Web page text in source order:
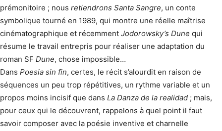
prémonitoire ; nous retiendrons Santa Sangre, un conte
symbolique tourné en 1989, qui montre une réelle maîtrise
cinématographique et récemment Jodorowsky’s Dune qui
résume le travail entrepris pour réaliser une adaptation du
roman SF Dune, chose impossible…
Dans Poesia sin fin, certes, le récit s’alourdit en raison de
séquences un peu trop répétitives, un rythme variable et un
propos moins incisif que dans La Danza de la realidad ; mais,
pour ceux qui le découvrent, rappelons à quel point il faut
savoir composer avec la poésie inventive et charnelle